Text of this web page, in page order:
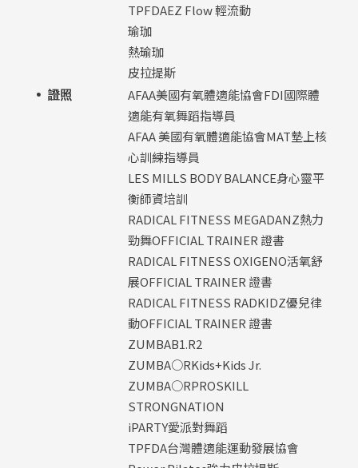
TPFDAEZ Flow 輕流動
瑜珈
熱瑜珈
皮拉提斯
證照
AFAA美國有氧體適能協會FDI國際體
適能有氧舞蹈指導員
AFAA 美國有氧體適能協會MAT墊上核
心訓練指導員
LES MILLS BODY BALANCE身心靈平
衡師資培訓
RADICAL FITNESS MEGADANZ熱力
勁舞OFFICIAL TRAINER 證書
RADICAL FITNESS OXIGENO活氧舒
展OFFICIAL TRAINER 證書
RADICAL FITNESS RADKIDZ優兒律
動OFFICIAL TRAINER 證書
ZUMBAB1.R2
ZUMBA○RKids+Kids Jr.
ZUMBA○RPROSKILL
STRONGNATION
iPARTY愛派對舞蹈
TPFDA台灣體適能運動發展協會